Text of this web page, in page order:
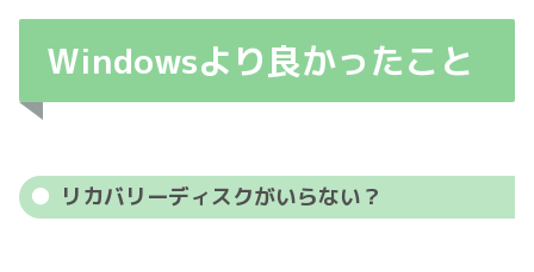
Windowsより良かったこと
リカバリーディスクがいらない？